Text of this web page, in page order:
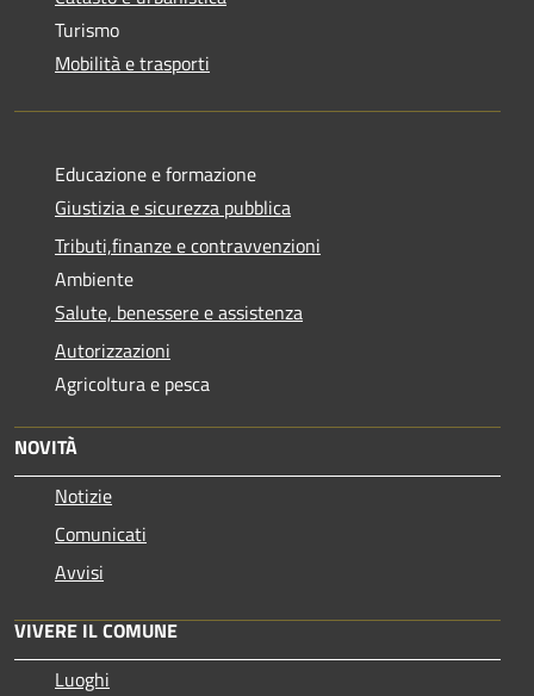
Turismo
Mobilità e trasporti
Educazione e formazione
Giustizia e sicurezza pubblica
Tributi,finanze e contravvenzioni
Ambiente
Salute, benessere e assistenza
Autorizzazioni
Agricoltura e pesca
NOVITÀ
Notizie
Comunicati
Avvisi
VIVERE IL COMUNE
Luoghi